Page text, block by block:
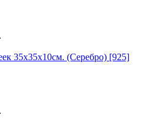
35х35х10см. (Серебро) [925]